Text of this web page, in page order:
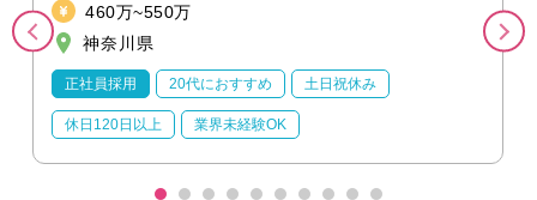
460万~550万
神奈川県
正社員採用 20代におすすめ 土日祝休み
休日120日以上 業界未経験OK